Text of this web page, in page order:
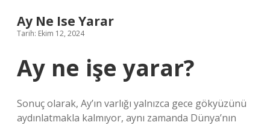
Ay Ne Ise Yarar
Tarih: Ekim 12, 2024
Ay ne işe yarar?
Sonuç olarak, Ay’ın varlığı yalnızca gece gökyüzünü
aydınlatmakla kalmıyor, aynı zamanda Dünya’nın